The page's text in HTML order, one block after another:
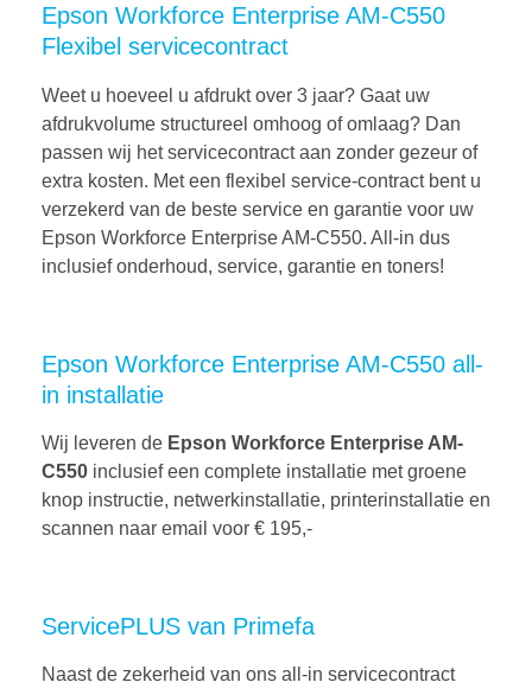
Epson Workforce Enterprise AM-C550
Flexibel servicecontract
Weet u hoeveel u afdrukt over 3 jaar? Gaat uw
afdrukvolume structureel omhoog of omlaag? Dan
passen wij het servicecontract aan zonder gezeur of
extra kosten. Met een flexibel service-contract bent u
verzekerd van de beste service en garantie voor uw
Epson Workforce Enterprise AM-C550. All-in dus
inclusief onderhoud, service, garantie en toners!
Epson Workforce Enterprise AM-C550 all-
in installatie
Wij leveren de Epson Workforce Enterprise AM-
C550 inclusief een complete installatie met groene
knop instructie, netwerkinstallatie, printerinstallatie en
scannen naar email voor € 195,-
ServicePLUS van Primefa
Naast de zekerheid van ons all-in servicecontract